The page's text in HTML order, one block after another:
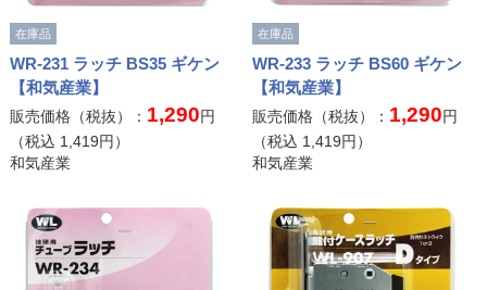
在庫品
WR-231 ラッチ BS35 ギケン
【和気産業】
販売価格（税抜）： 1,290円
（税込 1,419円）
和気産業
在庫品
WR-233 ラッチ BS60 ギケン
【和気産業】
販売価格（税抜）： 1,290円
（税込 1,419円）
和気産業